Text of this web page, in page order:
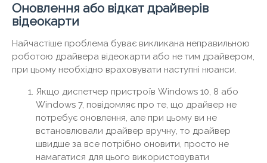
Оновлення або відкат драйверів
відеокарти
Найчастіше проблема буває викликана неправильною
роботою драйвера відеокарти або не тим драйвером,
при цьому необхідно враховувати наступні нюанси.
Якщо диспетчер пристроїв Windows 10, 8 або
Windows 7, повідомляє про те, що драйвер не
потребує оновлення, але при цьому ви не
встановлювали драйвер вручну, то драйвер
швидше за все потрібно оновити, просто не
намагатися для цього використовувати